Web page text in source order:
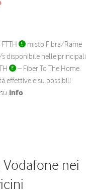
misto Fibra/Rame
disponibile nelle principali
– Fiber To The Home.
effettive e su possibili
info
nei